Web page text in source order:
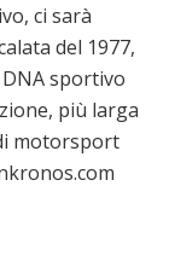
ci sarà
del 1977,
sportivo
più larga
motorsport